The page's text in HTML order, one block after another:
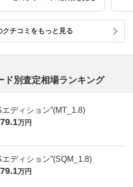
クチコミをもっと見る
ド別査定相場ランキング
エディション”(MT_1.8)
万円
エディション”(SQM_1.8)
万円